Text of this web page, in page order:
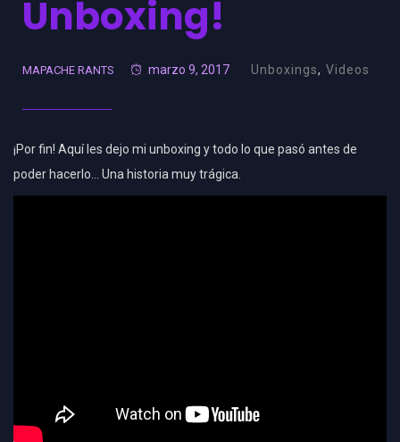
Unboxing!
MAPACHE RANTS marzo 9, 2017 Unboxings, Videos
¡Por fin! Aquí les dejo mi unboxing y todo lo que pasó antes de
poder hacerlo… Una historia muy trágica.